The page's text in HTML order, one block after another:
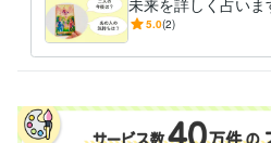
タロット占い チャット 自己分析 ア
未来を詳しく占いま
い・交際中・既婚の
なく
5.0(2)